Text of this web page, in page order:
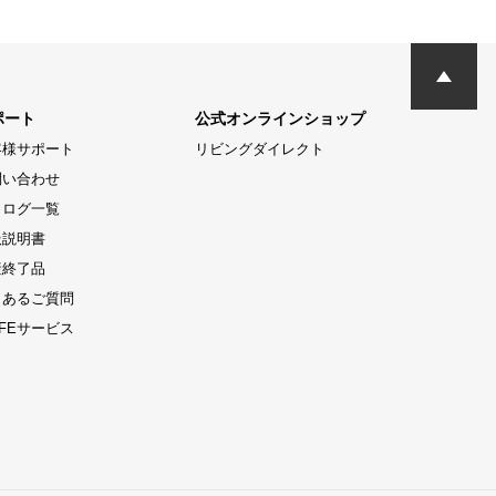
ート
サポート
合わせ
グ一覧
明書
了品
るご質問
サービス
公式オンラインショップ
リビングダイレクト